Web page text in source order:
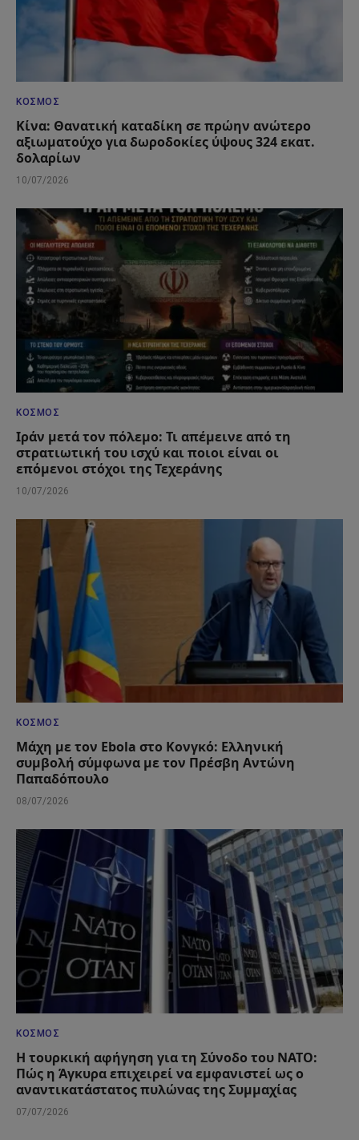
ΚΌΣΜΟΣ
Κίνα: Θανατική καταδίκη σε πρώην ανώτερο
αξιωματούχο για δωροδοκίες ύψους 324 εκατ.
δολαρίων
10/07/2026
ΚΌΣΜΟΣ
Ιράν μετά τον πόλεμο: Τι απέμεινε από τη
στρατιωτική του ισχύ και ποιοι είναι οι
επόμενοι στόχοι της Τεχεράνης
10/07/2026
ΚΌΣΜΟΣ
Μάχη με τον Ebola στο Κονγκό: Ελληνική
συμβολή σύμφωνα με τον Πρέσβη Αντώνη
Παπαδόπουλο
08/07/2026
ΚΌΣΜΟΣ
Η τουρκική αφήγηση για τη Σύνοδο του ΝΑΤΟ:
Πώς η Άγκυρα επιχειρεί να εμφανιστεί ως ο
αναντικατάστατος πυλώνας της Συμμαχίας
07/07/2026